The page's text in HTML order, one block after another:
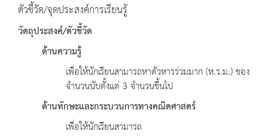
ตัวชี้วัด/จุดประสงค์การเรียนรู้
วัตถุประสงค์/ตัวชี้วัด
ด้านความรู้
เพื่อให้นักเรียนสามารถหาตัวหารร่วมมาก (ห.ร.ม.) ของ
จำนวนนับตั้งแต่ 3 จำนวนขึ้นไป
ด้านทักษะและกระบวนการทางคณิตศาสตร์
เพื่อให้นักเรียนสามารถ